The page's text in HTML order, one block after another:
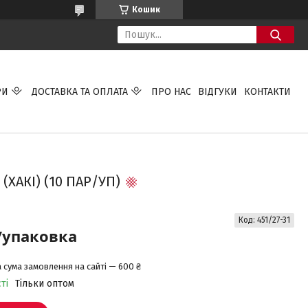
Кошик
ДОСТАВКА ТА ОПЛАТА ПРО НАС ВІДГУКИ КОНТАКТИ
(10 ПАР/УП)
сума замовлення на сайті — 600 ₴
Тільки оптом
Код: 451/27-31